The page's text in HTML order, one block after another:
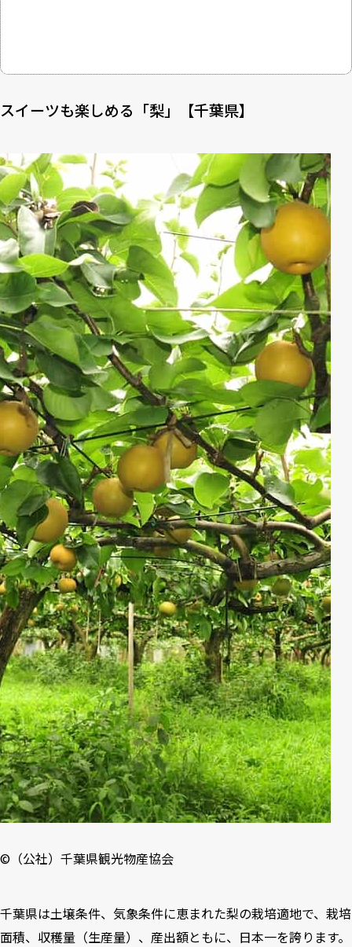
スイーツも楽しめる「梨」【千葉県】
©️（公社）千葉県観光物産協会
千葉県は土壌条件、気象条件に恵まれた梨の栽培適地で、栽培
面積、収穫量（生産量）、産出額ともに、日本一を誇ります。